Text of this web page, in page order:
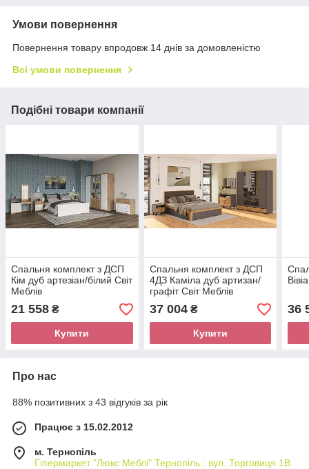
Умови повернення
Повернення товару впродовж 14 днів за домовленістю
Всі умови повернення
Подібні товари компанії
Спальня комплект з ДСП
Кім дуб артезіан/білий Світ
Меблів
21 558 ₴
Купити
Спальня комплект з ДСП
4ДЗ Каміла дуб артизан/
графіт Світ Меблів
37 004₴
Купити
36
Про нас
88% позитивних з 43 відгуків за рік
Працює з 15.02.2012
м. Тернопіль
Гіпермаркет "Люкс Меблі" Тернопіль : вул. Торговиця 1В